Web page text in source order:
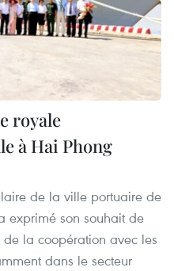
royale
à Hai Phong
de la ville portuaire de
exprimé son souhait de
la coopération avec les
dans le secteur